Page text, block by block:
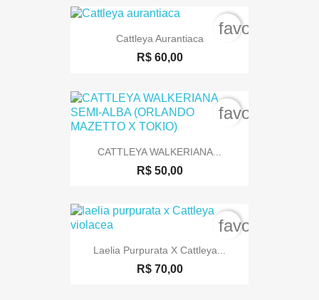
Cattleya Aurantiaca
R$ 60,00
CATTLEYA WALKERIANA...
R$ 50,00
Laelia Purpurata X Cattleya...
R$ 70,00